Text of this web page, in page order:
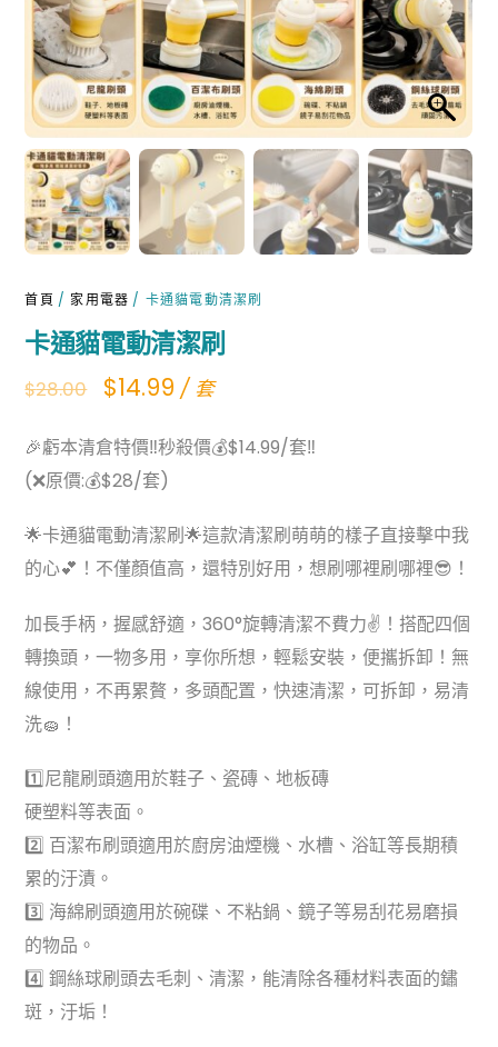
首頁 / 家用電器 / 卡通貓電動清潔刷
卡通貓電動清潔刷
$28.00
Original
was:
$28.00.
$14.99Current
is:
/ 套
🎉虧本清倉特價‼️秒殺價💰$14.99/套‼
(❌原價:💰$28/套)
🌟卡通貓電動清潔刷🌟這款清潔刷萌萌的樣子直接擊中我
的心💕！不僅顏值高，還特別好用，想刷哪裡刷哪裡😎！
加長手柄，握感舒適，360°旋轉清潔不費力✌️！搭配四個
轉換頭，一物多用，享你所想，輕鬆安裝，便攜拆卸！無
線使用，不再累贅，多頭配置，快速清潔，可拆卸，易清
洗🧽！
1️⃣尼龍刷頭適用於鞋子、瓷磚、地板磚
硬塑料等表面。
2️⃣ 百潔布刷頭適用於廚房油煙機、水槽、浴缸等長期積
累的汙漬。
3️⃣ 海綿刷頭適用於碗碟、不粘鍋、鏡子等易刮花易磨損
的物品。
4️⃣ 鋼絲球刷頭去毛刺、清潔，能清除各種材料表面的鏽
斑，汙垢！